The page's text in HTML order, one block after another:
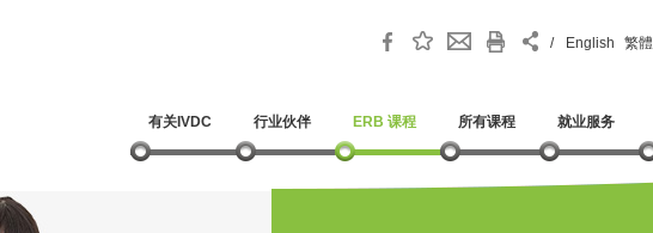
/ English 繁體
有关IVDC 行业伙伴 ERB 课程 所有课程 就业服务